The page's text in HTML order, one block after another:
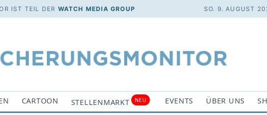
IST TEIL DER WATCH MEDIA GROUP SO. 9. AUGUST
CARTOON STELLENMARKT NEU EVENTS ÜBER UNS